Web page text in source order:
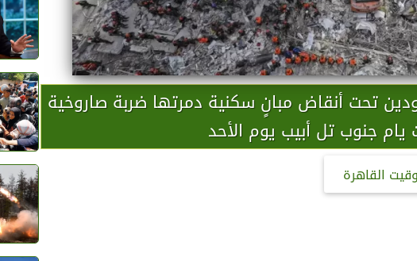
تحت أنقاض مبانٍ سكنية دمرتها ضربة صاروخية
يام جنوب تل أبيب يوم الأحد
القاهرة